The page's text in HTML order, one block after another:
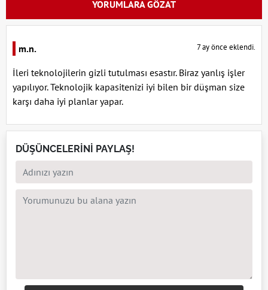
YORUMLARA GÖZAT
m.n. 7 ay önce eklendi.
İleri teknolojilerin gizli tutulması esastır. Biraz yanlış işler
yapılıyor. Teknolojik kapasitenizi iyi bilen bir düşman size
karşı daha iyi planlar yapar.
DÜŞÜNCELERİNİ PAYLAŞ!